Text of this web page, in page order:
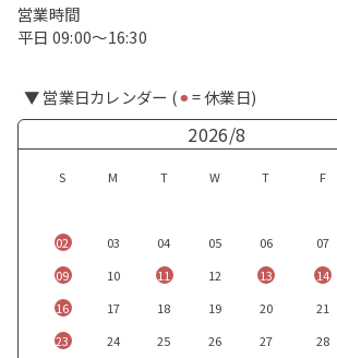
営業時間
平日 09:00〜16:30
▼ 営業日カレンダー (⚫︎= 休業日)
2026/8
S M T W T F
02
03 04 05 06 07
09
10 11 12 13 14
16
17 18 19 20 21
23
24 25 26 27 28